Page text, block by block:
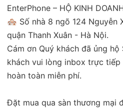
EnterPhone – HỘ KINH
🏘 Số nhà 8 ngõ 124 Nguyễn
quận Thanh Xuân - Hà Nội.
Cám ơn Quý khách đã ủng
khách vui lòng inbox trực
hoàn toàn miễn phí.
Đặt mua qua sàn thương mại